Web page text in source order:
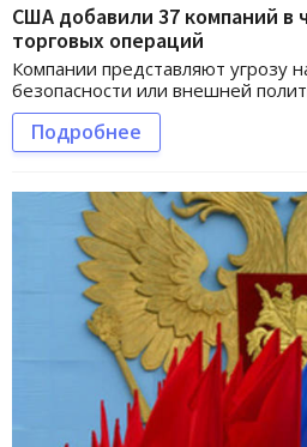
США добавили 37 компаний в
торговых операций
Компании представляют угрозу
безопасности или внешней
Подробнее